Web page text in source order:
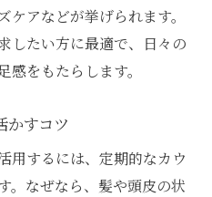
アなどが挙げられます。
したい方に最適で、日々の
をもたらします。
かすコツ
用するには、定期的なカウ
。なぜなら、髪や頭皮の状